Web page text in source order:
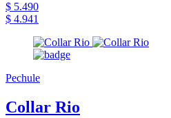
$ 5.490
$ 4.941
Pechule
Collar Rio